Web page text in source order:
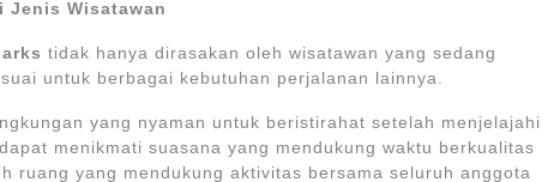
Jenis Wisatawan
tidak hanya dirasakan oleh wisatawan yang sedang
untuk berbagai kebutuhan perjalanan lainnya.
yang nyaman untuk beristirahat setelah menjelajahi
menikmati suasana yang mendukung waktu berkualitas
ruang yang mendukung aktivitas bersama seluruh anggota